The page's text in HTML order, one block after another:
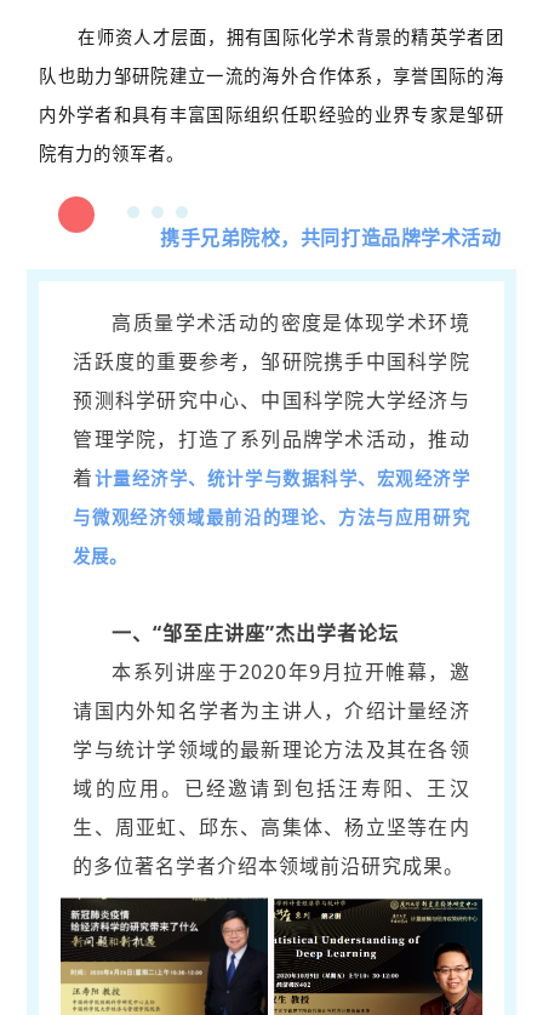
在师资人才层面，拥有国际化学术背景的精英学者团
队也助力邹研院建立一流的海外合作体系，享誉国际的海
内外学者和具有丰富国际组织任职经验的业界专家是邹研
院有力的领军者。
携手兄弟院校，共同打造品牌学术活动
高质量学术活动的密度是体现学术环境
活跃度的重要参考，邹研院携手中国科学院
预测科学研究中心、中国科学院大学经济与
管理学院，打造了系列品牌学术活动，推动
着计量经济学、统计学与数据科学、宏观经济学
与微观经济领域最前沿的理论、方法与应用研究
发展。
一、“邹至庄讲座”杰出学者论坛
本系列讲座于2020年9月拉开帷幕，邀
请国内外知名学者为主讲人，介绍计量经济
学与统计学领域的最新理论方法及其在各领
域的应用。已经邀请到包括汪寿阳、王汉
生、周亚虹、邱东、高集体、杨立坚等在内
的多位著名学者介绍本领域前沿研究成果。